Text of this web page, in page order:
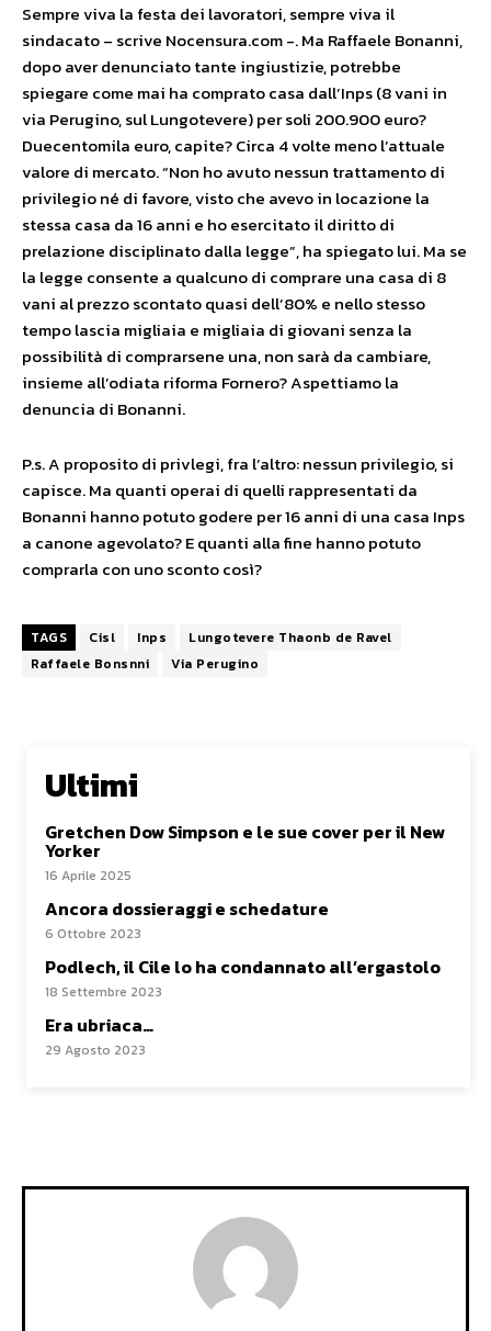
Sempre viva la festa dei lavoratori, sempre viva il
sindacato – scrive Nocensura.com -. Ma Raffaele Bonanni,
dopo aver denunciato tante ingiustizie, potrebbe
spiegare come mai ha comprato casa dall’Inps (8 vani in
via Perugino, sul Lungotevere) per soli 200.900 euro?
Duecentomila euro, capite? Circa 4 volte meno l’attuale
valore di mercato. “Non ho avuto nessun trattamento di
privilegio né di favore, visto che avevo in locazione la
stessa casa da 16 anni e ho esercitato il diritto di
prelazione disciplinato dalla legge”, ha spiegato lui. Ma se
la legge consente a qualcuno di comprare una casa di 8
vani al prezzo scontato quasi dell’80% e nello stesso
tempo lascia migliaia e migliaia di giovani senza la
possibilità di comprarsene una, non sarà da cambiare,
insieme all’odiata riforma Fornero? Aspettiamo la
denuncia di Bonanni.
P.s. A proposito di privlegi, fra l’altro: nessun privilegio, si
capisce. Ma quanti operai di quelli rappresentati da
Bonanni hanno potuto godere per 16 anni di una casa Inps
a canone agevolato? E quanti alla fine hanno potuto
comprarla con uno sconto così?
TAGS Cisl Inps
Lungotevere Thaonb de Ravel
Raffaele Bonsnni
Via Perugino
Ultimi
Gretchen Dow Simpson e le sue cover per il New
Yorker
16 Aprile 2025
Ancora dossieraggi e schedature
6 Ottobre 2023
Podlech, il Cile lo ha condannato all’ergastolo
18 Settembre 2023
Era ubriaca…
29 Agosto 2023